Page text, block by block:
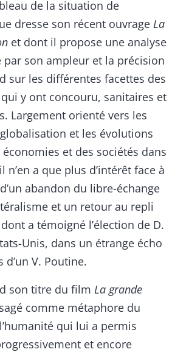
de la situation de
dresse son récent ouvrage La
et dont il propose une analyse
par son ampleur et la précision
sur les différentes facettes des
y ont concouru, sanitaires et
Largement orienté vers les
et les évolutions
et des sociétés dans
n’en a que plus d’intérêt face à
abandon du libre-échange
et un retour au repli
a témoigné l’élection de D.
Unis, dans un étrange écho
V. Poutine.
son titre du film La grande
comme métaphore du
qui lui a permis
et encore